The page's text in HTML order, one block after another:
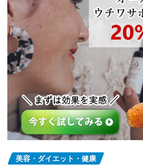
美容・ダイエット・健康